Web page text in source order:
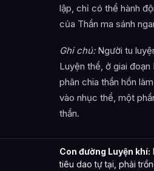
lập, chỉ có thể hành
của Thần ma sánh
Ghi chú:Người tu
Luyện thể, ở giai đoạn
phân chia thần hồn
vào nhục thể, một
thần.
Con đường Luyện khí:
tiêu dao tự tại, phải